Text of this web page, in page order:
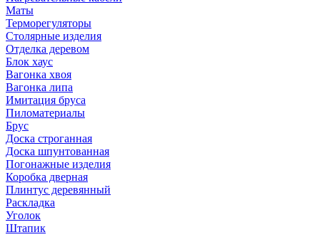
Маты
Терморегуляторы
Столярные изделия
Отделка деревом
Блок хаус
Вагонка хвоя
Вагонка липа
Имитация бруса
Пиломатериалы
Брус
Доска строганная
Доска шпунтованная
Погонажные изделия
Коробка дверная
Плинтус деревянный
Раскладка
Уголок
Штапик